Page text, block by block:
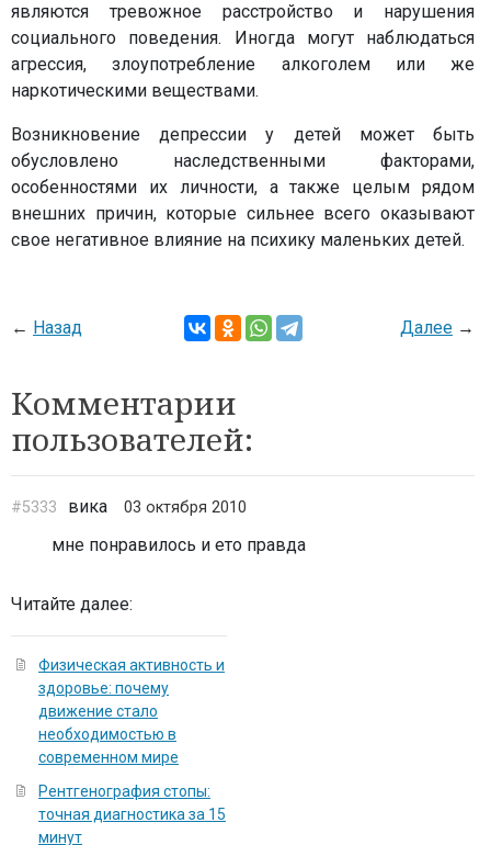
являются тревожное расстройство и нарушения
социального поведения. Иногда могут наблюдаться
агрессия, злоупотребление алкоголем или же
наркотическими веществами.
Возникновение депрессии у детей может быть
обусловлено наследственными факторами,
особенностями их личности, а также целым рядом
внешних причин, которые сильнее всего оказывают
свое негативное влияние на психику маленьких детей.
← Назад Далее →
Комментарии
пользователей:
#5333 вика 03 октября 2010
мне понравилось и ето правда
Читайте далее:
Физическая активность и
здоровье: почему
движение стало
необходимостью в
современном мире
Рентгенография стопы:
точная диагностика за 15
минут